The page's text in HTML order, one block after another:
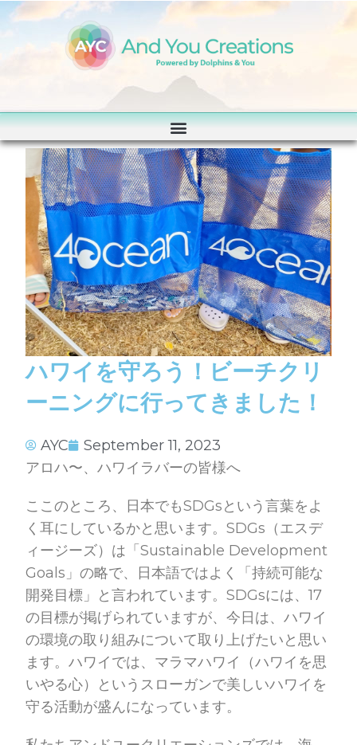
ハワイを守ろう！ビーチクリ
ーニングに行ってきました！
AYC
September 11, 2023
アロハ〜、ハワイラバーの皆様へ
ここのところ、日本でもSDGsという言葉をよ
く耳にしているかと思います。SDGs（エスデ
ィージーズ）は「Sustainable Development
Goals」の略で、日本語ではよく「持続可能な
開発目標」と言われています。SDGsには、17
の目標が掲げられていますが、今日は、ハワイ
の環境の取り組みについて取り上げたいと思い
ます。ハワイでは、マラマハワイ（ハワイを思
いやる心）というスローガンで美しいハワイを
守る活動が盛んになっています。